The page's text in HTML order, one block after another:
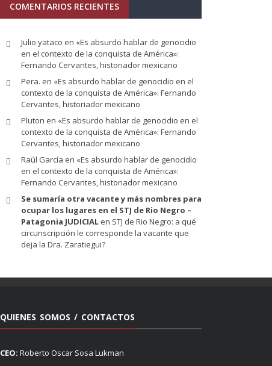
COMENTARIOS RECIENTES
Julio yataco en «Es absurdo hablar de genocidio
en el contexto de la conquista de América»:
Fernando Cervantes, historiador mexicano
Pera. en «Es absurdo hablar de genocidio en el
contexto de la conquista de América»: Fernando
Cervantes, historiador mexicano
Pluton en «Es absurdo hablar de genocidio en el
contexto de la conquista de América»: Fernando
Cervantes, historiador mexicano
Raúl García en «Es absurdo hablar de genocidio
en el contexto de la conquista de América»:
Fernando Cervantes, historiador mexicano
Se sumaría otra vacante y más nombres para
ocupar los lugares en el STJ de Rio Negro –
Patagonia JUDICIAL en STJ de Rio Negro: a qué
circunscripción le corresponde la vacante que
deja la Dra. Zaratiegui?
QUIENES SOMOS / CONTACTOS
CEO: Roberto Oscar Sosa Lukman